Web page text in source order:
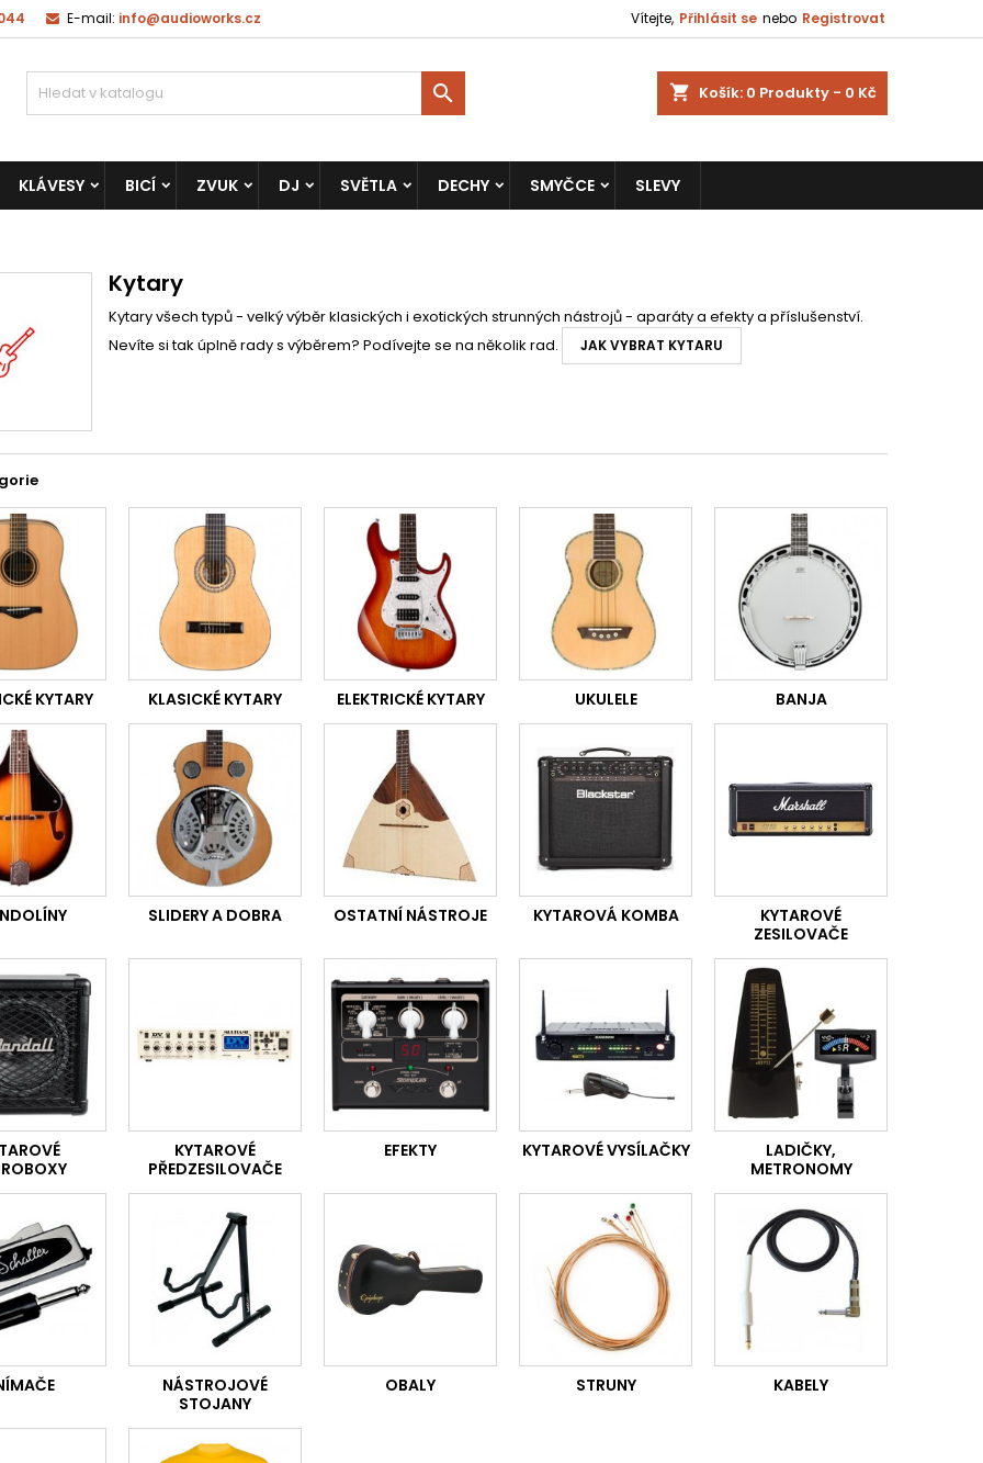
E-mail: info@audioworks.cz Vítejte, Přihlásit se nebo Registrovat
shopping_cart Košík: 0 Produkty - 0 Kč

KLÁVESY BICÍ ZVUK DJ SVĚTLA DECHY SMYČCE SLEVY
Kytary
Kytary všech typů - velký výběr klasických i exotických strunných nástrojů - aparáty a efekty a příslušenství.
Nevíte si tak úplně rady s výběrem? Podívejte se na několik rad.
JAK VYBRAT KYTARU
KYTARY KLASICKÉ KYTARY ELEKTRICKÉ KYTARY UKULELE BANJA
SLIDERY A DOBRA OSTATNÍ NÁSTROJE KYTAROVÁ KOMBA
KYTAROVÉ
ZESILOVAČE
KYTAROVÉ
PŘEDZESILOVAČE
EFEKTY KYTAROVÉ VYSÍLAČKY
LADIČKY,
METRONOMY
NÁSTROJOVÉ
STOJANY
OBALY STRUNY KABELY